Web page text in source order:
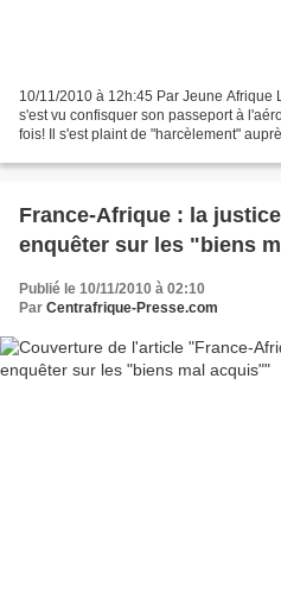
10/11/2010 à 12h:45 Par Jeune
s'est vu confisquer son passeport à
fois! Il s'est plaint de "harcèlement"
France-Afrique : la
enquêter sur les "biens
Publié le 10/11/2010 à 02:10
Par Centrafrique-Presse.com